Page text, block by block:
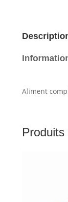
Aliment
Produits